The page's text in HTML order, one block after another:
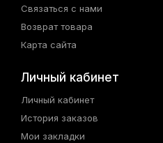
Связаться с нами
Возврат товара
Карта сайта
Личный кабинет
Личный кабинет
История заказов
Мои закладки